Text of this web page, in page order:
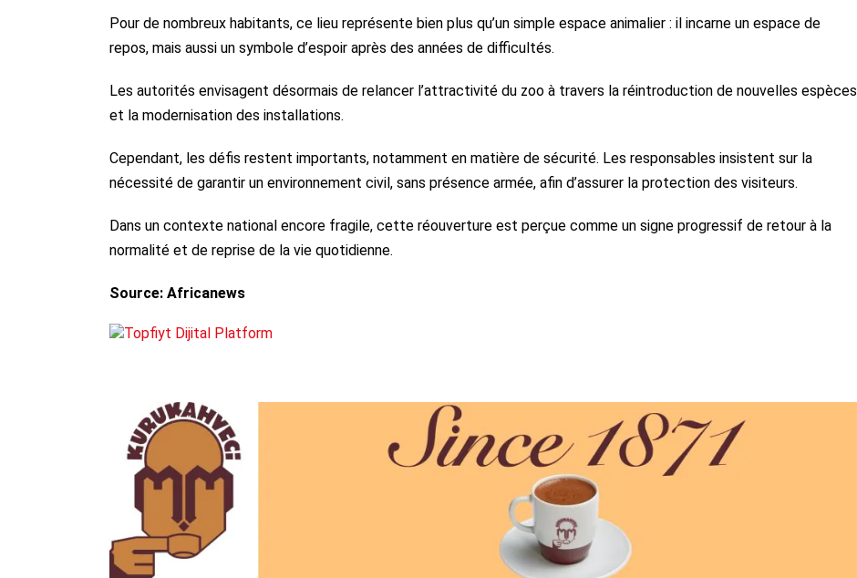
Pour de nombreux habitants, ce lieu représente bien plus qu’un simple espace animalier : il incarne un espace de
repos, mais aussi un symbole d’espoir après des années de difficultés.
Les autorités envisagent désormais de relancer l’attractivité du zoo à travers la réintroduction de nouvelles espèces
et la modernisation des installations.
Cependant, les défis restent importants, notamment en matière de sécurité. Les responsables insistent sur la
nécessité de garantir un environnement civil, sans présence armée, afin d’assurer la protection des visiteurs.
Dans un contexte national encore fragile, cette réouverture est perçue comme un signe progressif de retour à la
normalité et de reprise de la vie quotidienne.
Source: Africanews